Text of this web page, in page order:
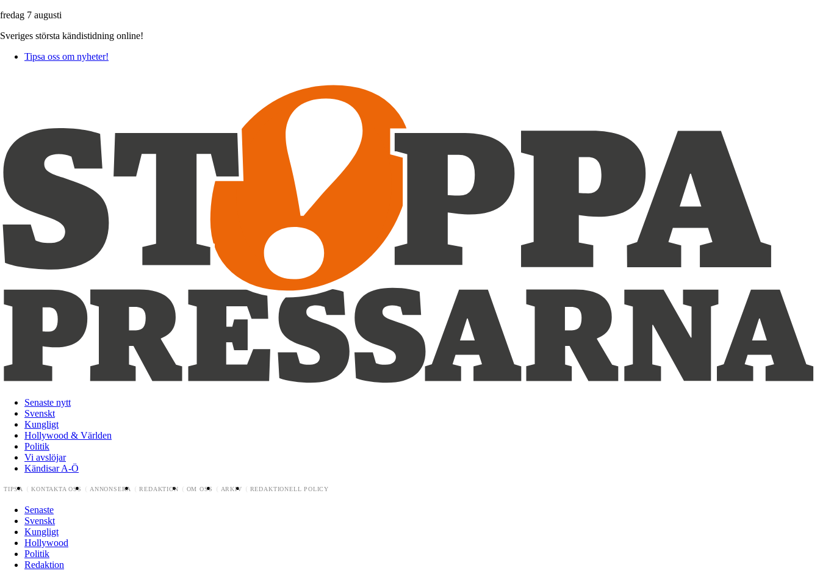
fredag 7 augusti
Sveriges största kändistidning online!
Tipsa oss om nyheter!
Senaste nytt
Svenskt
Kungligt
Hollywood & Världen
Politik
Vi avslöjar
Kändisar A-Ö
TIPSA KONTAKTA OSS ANNONSERA REDAKTION OM OSS ARKIV REDAKTIONELL POLICY
Senaste
Svenskt
Kungligt
Hollywood
Politik
Redaktion